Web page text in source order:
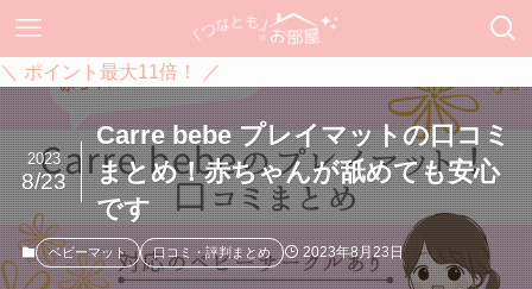
＼ ポイント最大11倍！ ／
Carre bebe プレイマットの口コミ
まとめ！赤ちゃんが舐めても安心
です
2023
8/23
ベビーマット 口コミ・評判まとめ 2023年8月23日